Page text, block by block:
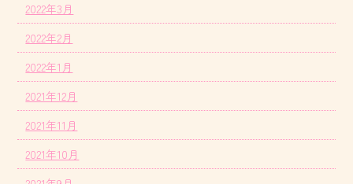
2022年3月
2022年2月
2022年1月
2021年12月
2021年11月
2021年10月